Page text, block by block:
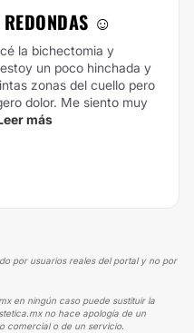
☺️
la bichectomia y
un poco hinchada y
zonas del cuello pero
dolor. Me siento muy
más
por usuarios reales del portal y no por
en ningún caso puede sustituir la
no hace apología de un
comercial o de un servicio.